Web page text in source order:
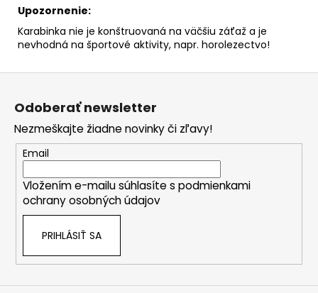
Upozornenie:
Karabinka nie je konštruovaná na väčšiu záťaž a je
nevhodná na športové aktivity, napr. horolezectvo!
Z
Odoberať newsletter
Nezmeškajte žiadne novinky či zľavy!
Email
Vložením e-mailu súhlasíte s podmienkami
ochrany osobných údajov
PRIHLÁSIŤ SA